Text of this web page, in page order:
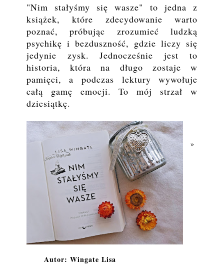
"Nim stałyśmy się wasze" to jedna z
książek, które zdecydowanie warto
poznać, próbując zrozumieć ludzką
psychikę i bezduszność, gdzie liczy się
jedynie zysk. Jednocześnie jest to
historia, która na długo zostaje w
pamięci, a podczas lektury wywołuje
całą gamę emocji. To mój strzał w
dziesiątkę.
Autor: Wingate Lisa